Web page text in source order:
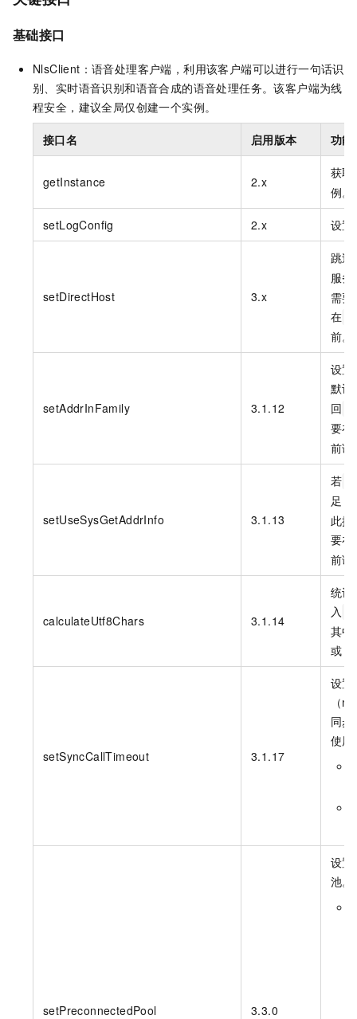
基础接口
NlsClient：语音处理客户端，利用该客户端可以进行一句话识
别、实时语音识别和语音合成的语音处理任务。该客户端为线
程安全，建议全局仅创建一个实例。
接口名 启用版本 功能
getInstance 2.x
获取
例。
setLogConfig 2.x 设置
setDirectHost 3.x
跳过
服务
需要
在
前。
setAddrInFamily 3.1.12
设置
默认
回
要在
前调
setUseSysGetAddrInfo 3.1.13
若
足
此
要在
前调
calculateUtf8Chars 3.1.14
统计
入
其中
或
setSyncCallTimeout 3.1.17
设置
（
同
使用
setPreconnectedPool 3.3.0
设置
池。